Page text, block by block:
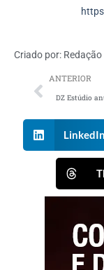
Criado por: Redação
ANTERIOR
LinkedIn